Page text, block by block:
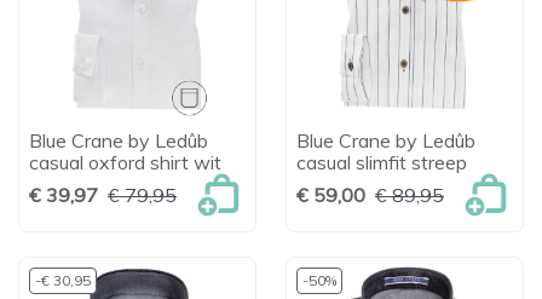
Blue Crane by Ledûb
casual oxford shirt wit
€ 39,97 € 79,95
Blue Crane by Ledûb
casual slimfit streep
€ 59,00 € 89,95
-€ 30,95 -50%